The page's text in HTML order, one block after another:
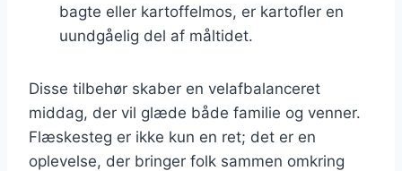
bagte eller kartoffelmos, er kartofler en
uundgåelig del af måltidet.
Disse tilbehør skaber en velafbalanceret
middag, der vil glæde både familie og venner.
Flæskesteg er ikke kun en ret; det er en
oplevelse, der bringer folk sammen omkring